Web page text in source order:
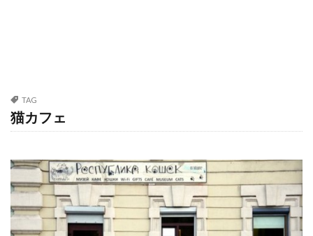
TAG
猫カフェ